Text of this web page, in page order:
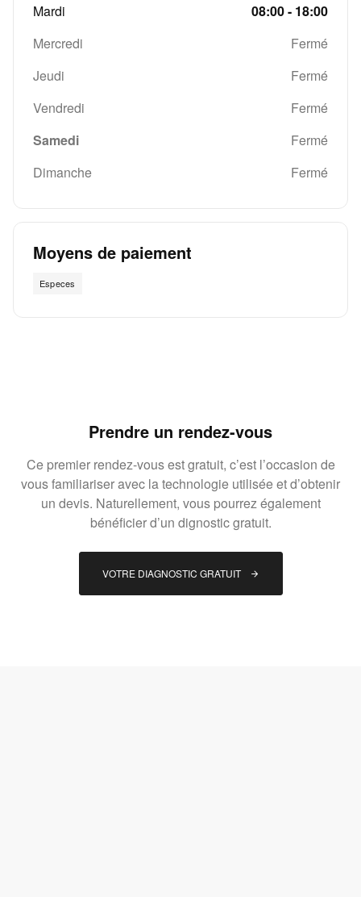
Mardi
08:00 - 18:00
Mercredi
Fermé
Jeudi
Fermé
Vendredi
Fermé
Samedi
Fermé
Dimanche
Fermé
Moyens de paiement
Especes
Prendre un rendez-vous
Ce premier rendez-vous est gratuit, c’est l’occasion de
vous familiariser avec la technologie utilisée et d’obtenir
un devis. Naturellement, vous pourrez également
bénéficier d’un dignostic gratuit.
VOTRE DIAGNOSTIC GRATUIT